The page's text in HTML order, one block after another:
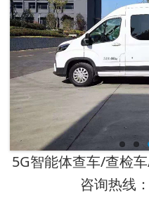
5G智能体查车/查检
咨询热线